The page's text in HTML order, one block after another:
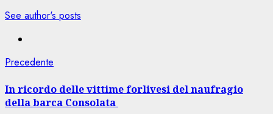
See author's posts
Navigazione
articolo
Precedente
In ricordo delle vittime forlivesi del naufragio
della barca Consolata